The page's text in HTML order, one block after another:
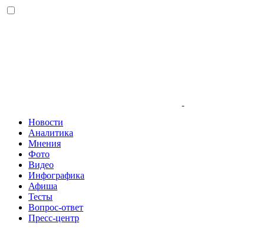
Новости
Аналитика
Мнения
Фото
Видео
Инфографика
Афиша
Тесты
Вопрос-ответ
Пресс-центр